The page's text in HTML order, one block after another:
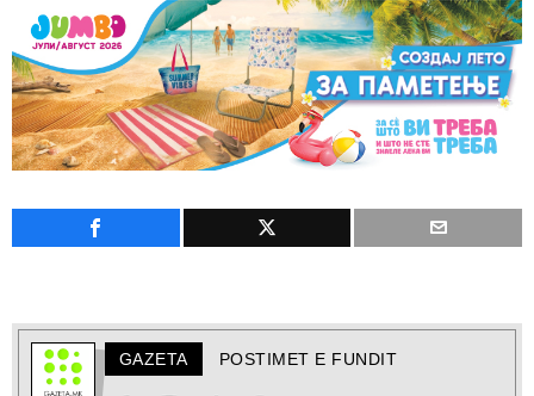
GAZETA POSTIMET E FUNDIT